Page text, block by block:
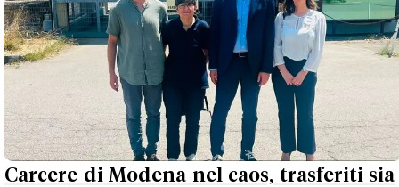
Carcere di Modena nel caos, trasferiti sia